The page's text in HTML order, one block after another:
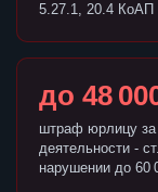
5.27.1, 20.4
до 48
штраф юрлицу за
деятельности -
нарушении до 60